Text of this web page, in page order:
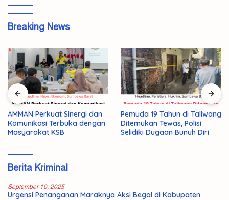
Breaking News
Pemuda 19 Tahun di Taliwang
Ditemukan Tewas, Polisi
Selidiki Dugaan Bunuh Diri
179 Peserta Lolos Tahap
Awal Program Prima,
Rebutkan 50 Kursi Emas ke
Berita Kriminal
September 10, 2025
Urgensi Penanganan Maraknya Aksi Begal di Kabupaten